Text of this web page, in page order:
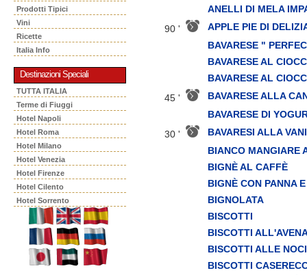
Prodotti Tipici
Vini
Ricette
Italia Info
Destinazioni Speciali
TUTTA ITALIA
Terme di Fiuggi
Hotel Napoli
Hotel Roma
Hotel Milano
Hotel Venezia
Hotel Firenze
Hotel Cilento
Hotel Sorrento
ANELLI DI MELA
90 '
APPLE PIE DI
BAVARESE "
BAVARESE AL
BAVARESE AL
45 '
BAVARESE ALLA
BAVARESE DI
30 '
BAVARESI ALLA
BIANCO MANGIARE
BIGNÈ AL CAFFÈ
BIGNÈ CON PANNA
BIGNOLATA
BISCOTTI
BISCOTTI
BISCOTTI ALLE
BISCOTTI